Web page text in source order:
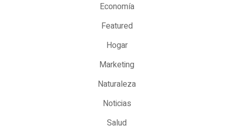
Economía
Featured
Hogar
Marketing
Naturaleza
Noticias
Salud